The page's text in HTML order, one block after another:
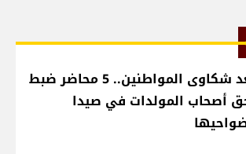
بعد شكاوى المواطنين.. 5 محاضر ضبط
أصحاب المولدات في صيدا